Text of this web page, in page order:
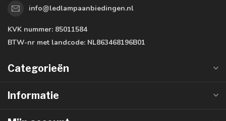
info@ledlampaanbiedingen.nl
KVK nummer: 85011584
BTW-nr met landcode: NL863468196B01
Categorieën
Informatie